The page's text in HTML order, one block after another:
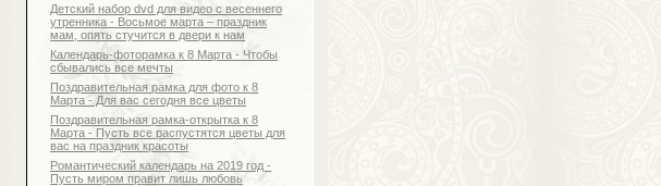
Детский набор dvd для видео с весеннего
утренника - Восьмое марта – праздник
мам, опять стучится в двери к нам
Календарь-фоторамка к 8 Марта - Чтобы
сбывались все мечты
Поздравительная рамка для фото к 8
Марта - Для вас сегодня все цветы
Поздравительная рамка-открытка к 8
Марта - Пусть все распустятся цветы для
вас на праздник красоты
Романтический календарь на 2019 год -
Пусть миром правит лишь любовь